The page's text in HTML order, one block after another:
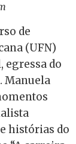
de
(UFN)
egressa do
Manuela
histórias do